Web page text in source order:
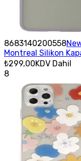
8683140200558
Montreal Silikon
₺299,00KDV Dahil
8